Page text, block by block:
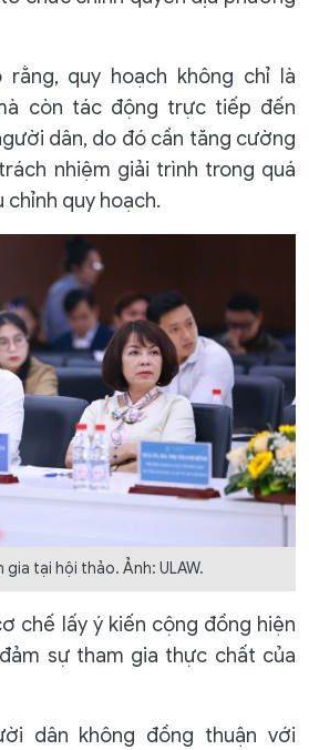
quy hoạch không chỉ là
còn tác động trực tiếp đến
dân, do đó cần tăng cường
nhiệm giải trình trong quá
chỉnh quy hoạch.
gia tại hội thảo. Ảnh: ULAW.
chế lấy ý kiến cộng đồng hiện
sự tham gia thực chất của
dân không đồng thuận với